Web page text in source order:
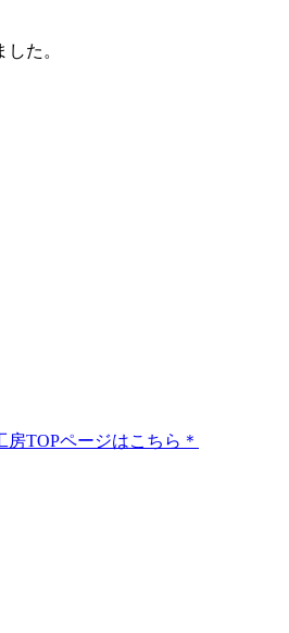
た。
TOPページはこちら＊